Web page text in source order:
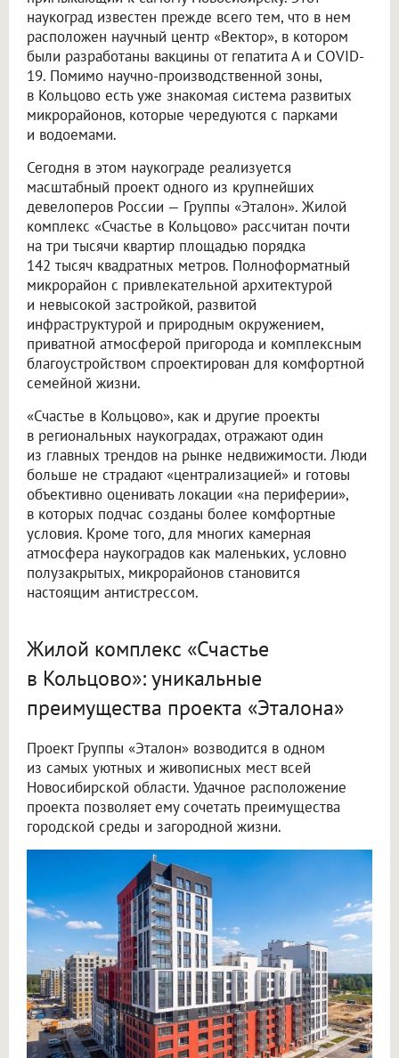
наукоград известен прежде всего тем, что в нем
расположен научный центр «Вектор», в котором
были разработаны вакцины от гепатита А и COVID-
19. Помимо научно-производственной зоны,
в Кольцово есть уже знакомая система развитых
микрорайонов, которые чередуются с парками
и водоемами.
Сегодня в этом наукограде реализуется
масштабный проект одного из крупнейших
девелоперов России — Группы «Эталон». Жилой
комплекс «Счастье в Кольцово» рассчитан почти
на три тысячи квартир площадью порядка
142 тысяч квадратных метров. Полноформатный
микрорайон с привлекательной архитектурой
и невысокой застройкой, развитой
инфраструктурой и природным окружением,
приватной атмосферой пригорода и комплексным
благоустройством спроектирован для комфортной
семейной жизни.
«Счастье в Кольцово», как и другие проекты
в региональных наукоградах, отражают один
из главных трендов на рынке недвижимости. Люди
больше не страдают «централизацией» и готовы
объективно оценивать локации «на периферии»,
в которых подчас созданы более комфортные
условия. Кроме того, для многих камерная
атмосфера наукоградов как маленьких, условно
полузакрытых, микрорайонов становится
настоящим антистрессом.
Жилой комплекс «Счастье
в Кольцово»: уникальные
преимущества проекта «Эталона»
Проект Группы «Эталон» возводится в одном
из самых уютных и живописных мест всей
Новосибирской области. Удачное расположение
проекта позволяет ему сочетать преимущества
городской среды и загородной жизни.